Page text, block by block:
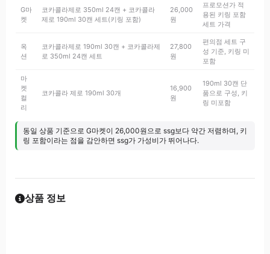
G마
켓
코카콜라제로 350ml 24캔 + 코카콜라
제로 190ml 30캔 세트(키링 포함)
26,000
원
프로모션가 적
용된 키링 포함
세트 가격
옥
션
코카콜라제로 190ml 30캔 + 코카콜라제
로 350ml 24캔 세트
27,800
원
편의점 세트 구
성 기준, 키링 미
포함
마
켓
컬
리
코카콜라 제로 190ml 30개
16,900
원
190ml 30캔 단
품으로 구성, 키
링 미포함
동일 상품 기준으로 G마켓이 26,000원으로 ssg보다 약간 저렴하며, 키
링 포함이라는 점을 감안하면 ssg가 가성비가 뛰어나다.
상품 정보